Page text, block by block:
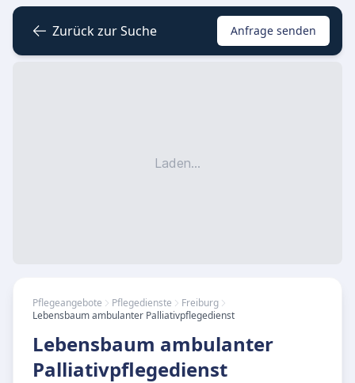
Zurück zur Suche Anfrage senden
Laden...
Pflegeangebote Pflegedienste
Freiburg
Lebensbaum ambulanter Palliativpflegedienst
Lebensbaum ambulanter
Palliativpflegedienst